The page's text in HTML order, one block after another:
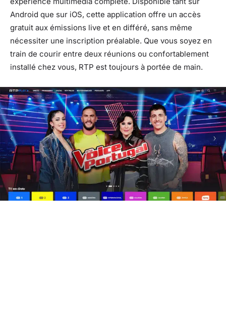
Android que sur iOS, cette application offre un accès
gratuit aux émissions live et en différé, sans même
nécessiter une inscription préalable. Que vous soyez en
train de courir entre deux réunions ou confortablement
installé chez vous, RTP est toujours à portée de main.